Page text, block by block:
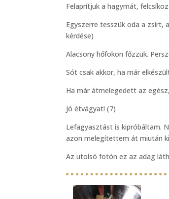
Felaprítjuk a hagymát,
Egyszerre tesszük oda a zsírt,
kérdése)
Alacsony hőfokon főzzük.
Sót csak akkor, ha már
Ha már átmelegedett az
Jó étvágyat! (7)
Lefagyasztást is kipróbáltam.
azon melegítettem át miután
Az utolsó fotón ez az adag